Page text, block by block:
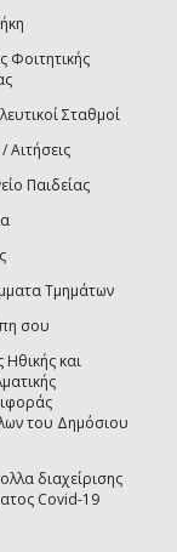
Φοιτητικής
Σταθμοί
Αιτήσεις
Παιδείας
Τμημάτων
σου
Ηθικής και
του Δημόσιου
διαχείρισης
Covid-19